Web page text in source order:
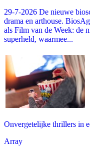
29-7-2026 De nieuwe
drama en arthouse.
als Film van de Week: de
superheld, waarmee...
Onvergetelijke thrillers in
Array